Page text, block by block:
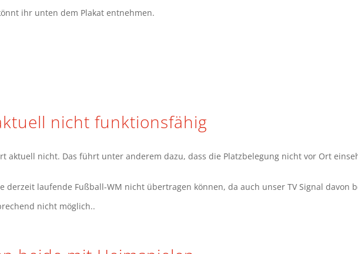
ihr unten dem Plakat entnehmen.
nicht funktionsfähig
aktuell nicht. Das führt unter anderem dazu, dass die Platzbelegung nicht vor Ort
derzeit laufende Fußball-WM nicht übertragen können, da auch unser TV Signal davon
nicht möglich..